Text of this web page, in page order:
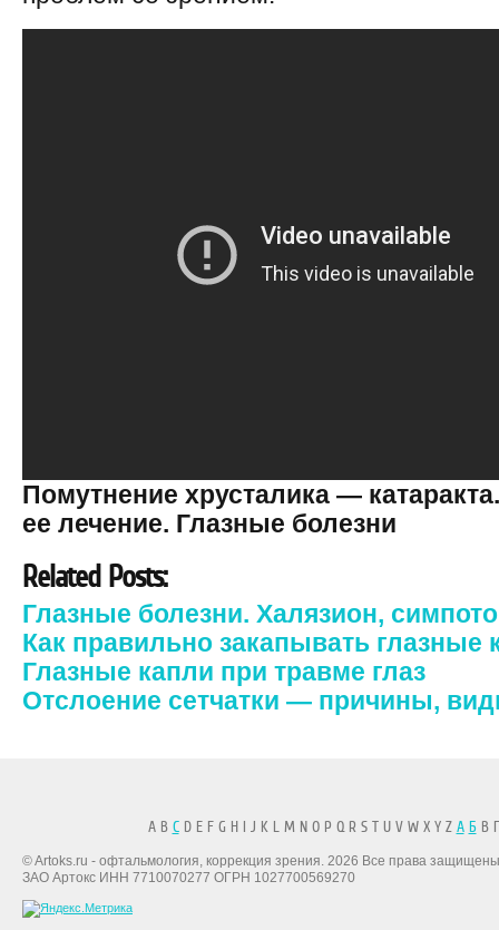
Помутнение хрусталика —
ее лечение. Глазные болезни
Related Posts:
Глазные болезни. Халязион,
Как правильно закапывать глазные
Глазные капли при травме глаз
Отслоение сетчатки — причины,
A B CD E F G H I J K L M N O P Q R S T U V W X Y Z А БВ
© Artoks.ru - офтальмология, коррекция зрения. 2026 Все права
ЗАО Артокс ИНН 7710070277 ОГРН 1027700569270